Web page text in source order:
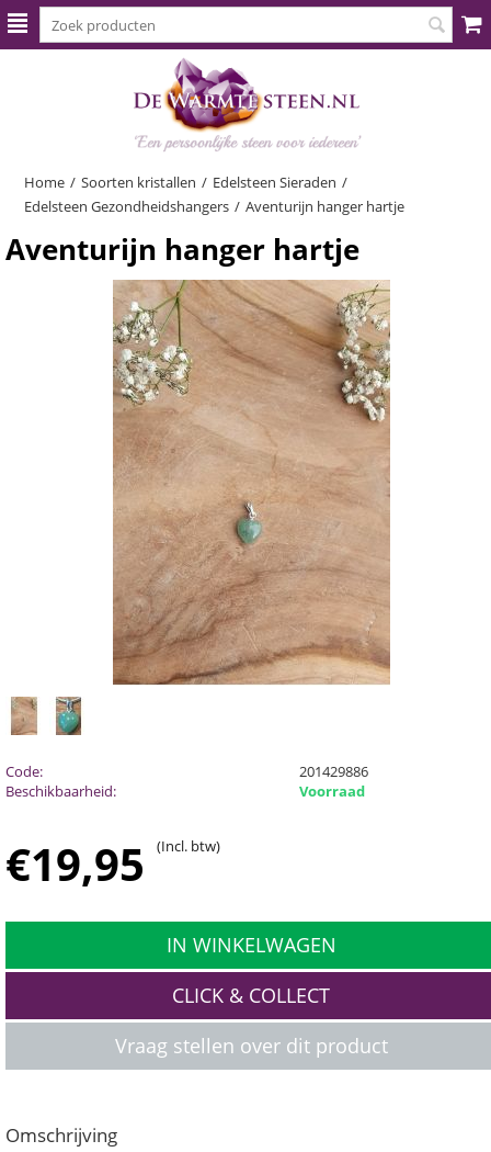
Home / Soorten kristallen / Edelsteen Sieraden /
Edelsteen Gezondheidshangers / Aventurijn hanger hartje
Aventurijn hanger hartje
Code:
201429886
Beschikbaarheid:
Voorraad
€19,95 (Incl. btw)
IN WINKELWAGEN
CLICK & COLLECT
Vraag stellen over dit product
Omschrijving